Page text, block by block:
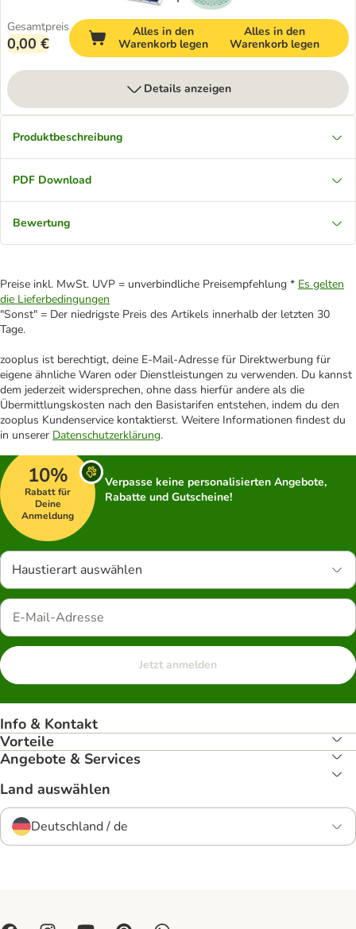
Gesamtpreis
0,00 €
Alles in den
Warenkorb legen
Alles in den
Warenkorb legen
Details anzeigen
Produktbeschreibung
PDF Download
Bewertung
Preise inkl. MwSt. UVP = unverbindliche Preisempfehlung * Es gelten
die Lieferbedingungen
"Sonst" = Der niedrigste Preis des Artikels innerhalb der letzten 30
Tage.
zooplus ist berechtigt, deine E-Mail-Adresse für Direktwerbung für
eigene ähnliche Waren oder Dienstleistungen zu verwenden. Du kannst
dem jederzeit widersprechen, ohne dass hierfür andere als die
Übermittlungskosten nach den Basistarifen entstehen, indem du den
zooplus Kundenservice kontaktierst. Weitere Informationen findest du
in unserer Datenschutzerklärung.
10%
Rabatt für
Deine
Anmeldung
Verpasse keine personalisierten Angebote,
Rabatte und Gutscheine!
Haustierart auswählen
Jetzt anmelden
Info & Kontakt
Vorteile
Angebote & Services
Land auswählen
Deutschland / de